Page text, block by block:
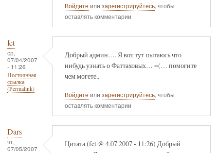
Войдите или зарегистрируйтесь, чтобы
оставлять комментарии
fet
ср,
07/04/2007
- 11:26
Постоянная
ссылка
(Permalink)
Добрый админ…. Я вот тут пытаюсь что
нибудь узнать о Фаттаховых… =(… помогите
чем могете..
Войдите или зарегистрируйтесь, чтобы
оставлять комментарии
Dars
чт,
07/05/2007
Цитата (fet @ 4.07.2007 - 11:26) Добрый